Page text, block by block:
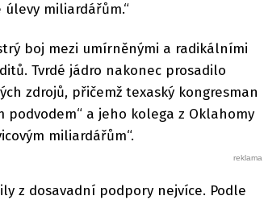
miliardářům.“
boj mezi umírněnými a radikálními
Tvrdé jádro nakonec prosadilo
zdrojů, přičemž texaský kongresman
podvodem“ a jeho kolega z Oklahomy
miliardářům“.
z dosavadní podpory nejvíce. Podle